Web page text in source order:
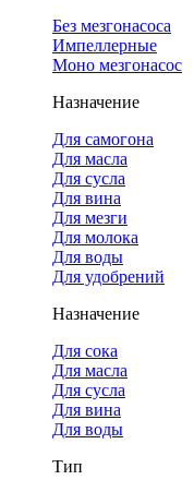
Без мезгонасоса
Импеллерные
Моно мезгонасос
Назначение
Для самогона
Для масла
Для сусла
Для вина
Для мезги
Для молока
Для воды
Для удобрений
Назначение
Для сока
Для масла
Для сусла
Для вина
Для воды
Тип